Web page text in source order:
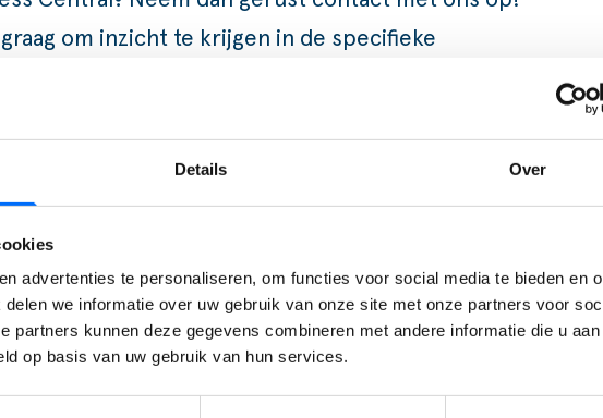
Details Over
advertenties te personaliseren, om functies voor social media te bieden en
we informatie over uw gebruik van onze site met onze partners voor
partners kunnen deze gegevens combineren met andere informatie die u
op basis van uw gebruik van hun services.
om inzicht te krijgen in de specifieke
kracht van Business
stroomlijnt, sneller werkt en meer grip krijgt. Start vandaag je
direct wat Business Central voor jouw bedrijf kan betekenen. Of neem